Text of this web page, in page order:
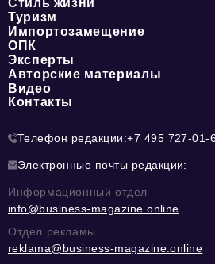
Туризм
Импортозамещение
ОПК
Эксперты
Авторские материалы
Видео
Контакты
Телефон редакции:+7 495 727-01-
Электронные почты редакции:
Информационный отдел
info@business-magazine.online
Отдел рекламы
reklama@business-magazine.online